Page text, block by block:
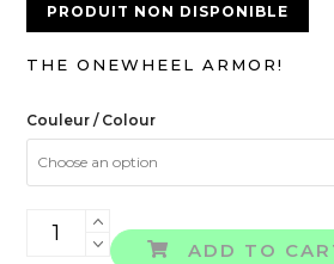
PRODUIT NON DISPONIBLE
THE ONEWHEEL ARMOR!
Couleur / Colour
SHIELDS
ADD TO